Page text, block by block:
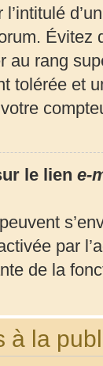
au rang
tolérée et
le lien e-
par
de la
à la